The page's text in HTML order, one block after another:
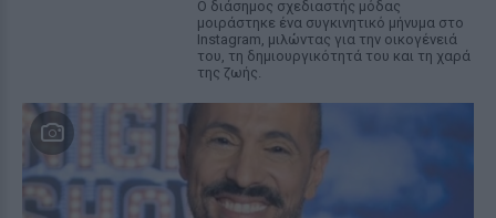
Ο διάσημος σχεδιαστής μόδας
μοιράστηκε ένα συγκινητικό μήνυμα στο
Instagram, μιλώντας για την οικογένειά
του, τη δημιουργικότητά του και τη χαρά
της ζωής.